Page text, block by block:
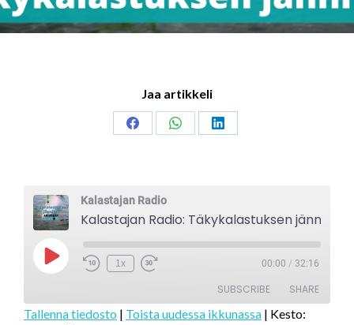
Jaa artikkeli
Share
Share
Share
Kalastajan Radio
Kalastajan Radio: Täkykalastuksen jännitys
Play
Episode
1x 00:00 / 32:16
SUBSCRIBE SHARE
Tallenna tiedosto | Toista uudessa ikkunassa | Kesto: